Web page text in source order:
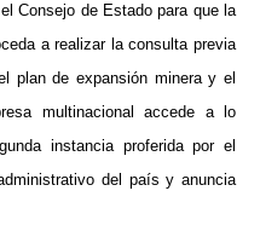
Consejo de Estado para que la
a realizar la consulta previa
plan de expansión minera y el
multinacional accede a lo
instancia proferida por el
del país y anuncia